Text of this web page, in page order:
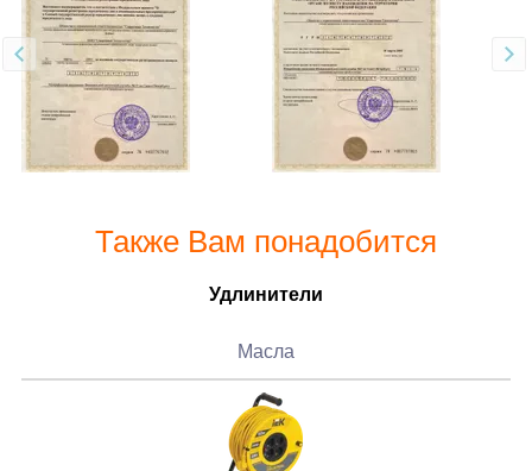
Также Вам понадобится
Удлинители
Масла